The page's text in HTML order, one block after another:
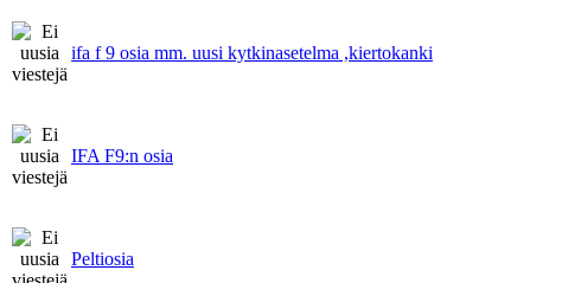
ifa f 9 osia mm. uusi kytkinasetelma ,kiertokanki
IFA F9:n osia
Peltiosia